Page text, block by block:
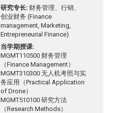
研究专长 财务管理、行销、
创业财务 (Finance
management, Marketing,
Entrepreneurial Finance)
当学期授课
MGMT110500 财务管理
（Finance Management）
MGMT310300 无人机考照与实
务应用（Practical Application
of Drone）
MGMT510100 研究方法
（Research Methods）